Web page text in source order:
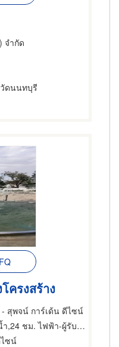
จำกัด
ดนนทบุรี
ครงสร้าง
สุพจน์ การ์เด้น ดีไซน์
ผู้รับเหมาติดตั้งสำหรับบ้านและโรงงาน
ซน์